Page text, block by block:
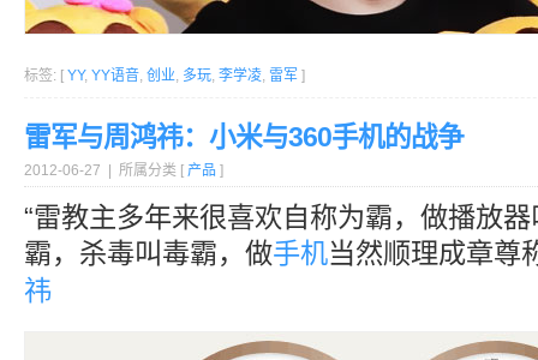
标签: [ YY, YY语音, 创业, 多玩, 李学凌, 雷军 ]
雷军与周鸿祎：小米与360手机的战争
2012-06-27 | 所属分类 [ 产品 ]
“雷教主多年来很喜欢自称为霸，做播放
霸，杀毒叫毒霸，做手机当然顺理成章
祎